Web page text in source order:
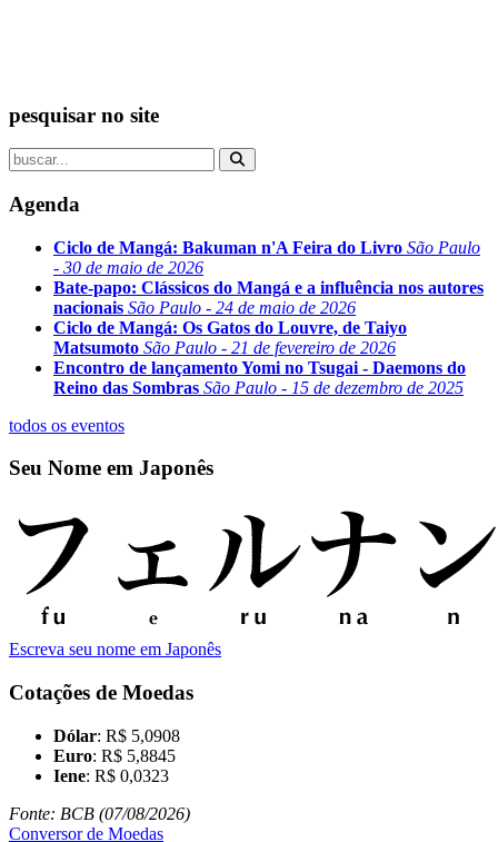
pesquisar no site
Agenda
Ciclo de Mangá: Bakuman n'A Feira do Livro São Paulo
- 30 de maio de 2026
Bate-papo: Clássicos do Mangá e a influência nos autores
nacionais São Paulo - 24 de maio de 2026
Ciclo de Mangá: Os Gatos do Louvre, de Taiyo
Matsumoto São Paulo - 21 de fevereiro de 2026
Encontro de lançamento Yomi no Tsugai - Daemons do
Reino das Sombras São Paulo - 15 de dezembro de 2025
todos os eventos
Seu Nome em Japonês
Escreva seu nome em Japonês
Cotações de Moedas
Dólar: R$ 5,0908
Euro: R$ 5,8845
Iene: R$ 0,0323
Fonte: BCB (07/08/2026)
Conversor de Moedas